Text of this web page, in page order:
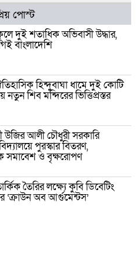
পোস্ট
দুই শতাধিক অভিবাসী উদ্ধার,
বাংলাদেশি
হিন্দুবাঘা ধামে দুই কোটি
নতুন শিব মন্দিরের ভিত্তিপ্রস্তর
উজির আলী চৌধুরী সরকারি
পুরস্কার বিতরণ,
সমাবেশ ও বৃক্ষরোপণ
তৈরির লক্ষ্যে কুবি ডিবেটিং
‘ক্রাউন অব আর্গুমেন্টস’